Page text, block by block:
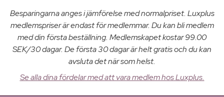
Besparingarna anges i jämförelse med normalpriset. Luxplus
medlemspriser är endast för medlemmar. Du kan bli medlem
med din första beställning. Medlemskapet kostar 99.00
SEK/30 dagar. De första 30 dagar är helt gratis och du kan
avsluta det när som helst.
Se alla dina fördelar med att vara medlem hos Luxplus.